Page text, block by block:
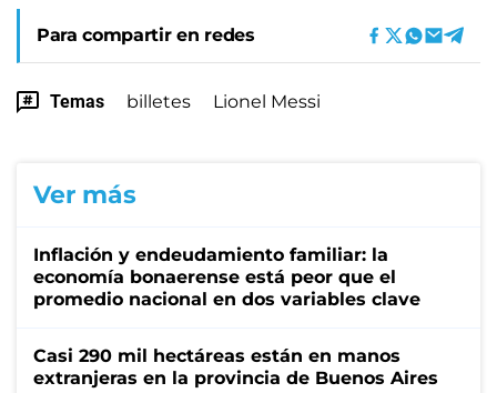
Para compartir en redes
Temas billetes Lionel Messi
Ver más
Inflación y endeudamiento familiar: la
economía bonaerense está peor que el
promedio nacional en dos variables clave
Casi 290 mil hectáreas están en manos
extranjeras en la provincia de Buenos Aires